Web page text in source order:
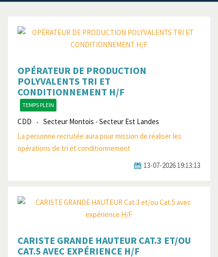
OPÉRATEUR DE PRODUCTION
POLYVALENTS TRI ET
CONDITIONNEMENT H/F
TEMPS PLEIN
CDD
Secteur Montois - Secteur Est Landes
La personne recrutée aura pour mission de réaliser les
opérations de tri et conditionnement
13-07-2026 19:13:13
CARISTE GRANDE HAUTEUR CAT.3 ET/OU
CAT.5 AVEC EXPÉRIENCE H/F